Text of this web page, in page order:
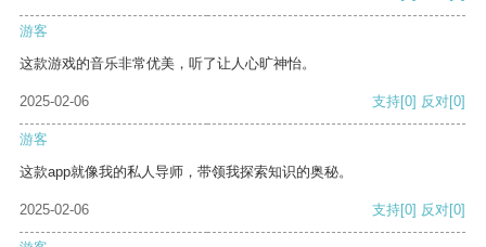
游客
这款游戏的音乐非常优美，听了让人心旷神怡。
2025-02-06 支持[0] 反对[0]
游客
这款app就像我的私人导师，带领我探索知识的奥秘。
2025-02-06 支持[0] 反对[0]